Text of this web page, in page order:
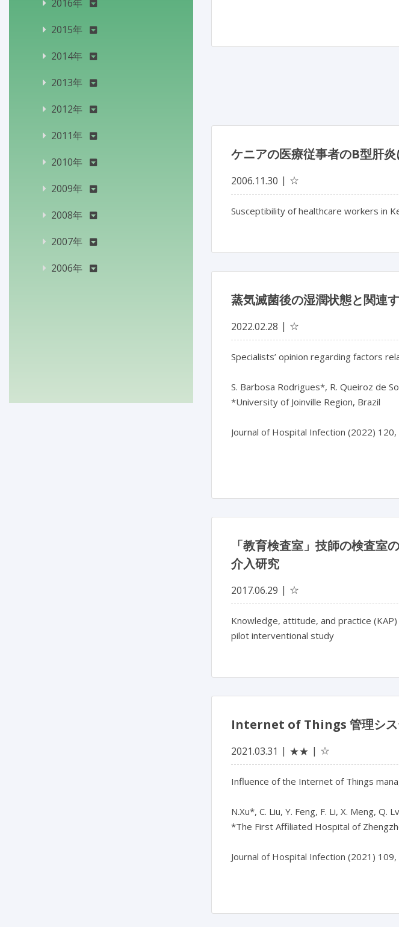
ケニアの医療従事者のB型肝
2006.11.30 ☆
Susceptibility of healthcare workers in
蒸気滅菌後の湿潤状態と関連
2022.02.28 ☆
Specialists’ opinion regarding factors
S. Barbosa Rodrigues*, R. Queiroz de
*University of Joinville Region, Brazil
Journal of Hospital Infection (2022)
「教育検査室」技師の検査室
介入研究
2017.06.29 ☆
Knowledge, attitude, and practice
pilot interventional study
Internet of Things 管理シス
2021.03.31 ★★ ☆
Influence of the Internet of Things
N.Xu*, C. Liu, Y. Feng, F. Li, X. Meng, Q.
*The First Affiliated Hospital of
Journal of Hospital Infection (2021)
2016年
2015年
2014年
2013年
2012年
2011年
2010年
2009年
2008年
2007年
2006年